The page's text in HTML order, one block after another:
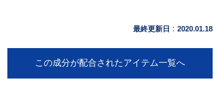
最終更新日 : 2020.01.18
この成分が配合されたアイテム一覧へ